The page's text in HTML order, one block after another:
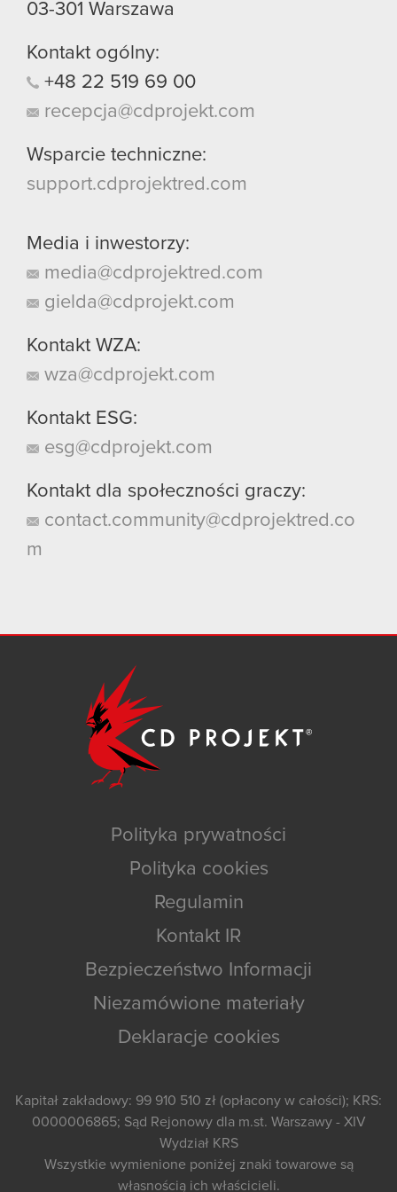
03-301 Warszawa
Kontakt ogólny:
+48 22 519 69 00
recepcja@cdprojekt.com
Wsparcie techniczne:
support.cdprojektred.com
Media i inwestorzy:
media@cdprojektred.com
gielda@cdprojekt.com
Kontakt WZA:
wza@cdprojekt.com
Kontakt ESG:
esg@cdprojekt.com
Kontakt dla społeczności graczy:
contact.community@cdprojektred.co
m
Polityka prywatności
Polityka cookies
Regulamin
Kontakt IR
Bezpieczeństwo Informacji
Niezamówione materiały
Deklaracje cookies
Kapitał zakładowy: 99 910 510 zł (opłacony w całości); KRS:
0000006865; Sąd Rejonowy dla m.st. Warszawy - XIV
Wydział KRS
Wszystkie wymienione poniżej znaki towarowe są
własnością ich właścicieli.